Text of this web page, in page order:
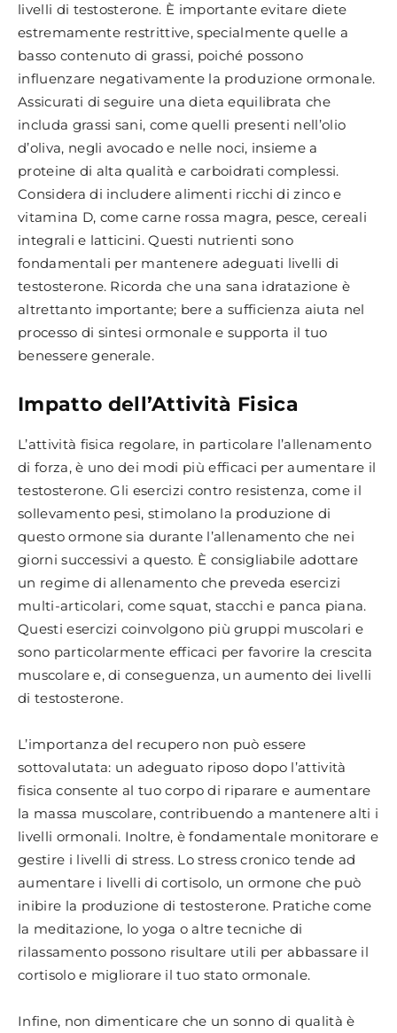
livelli di testosterone. È importante evitare diete
estremamente restrittive, specialmente quelle a
basso contenuto di grassi, poiché possono
influenzare negativamente la produzione ormonale.
Assicurati di seguire una dieta equilibrata che
includa grassi sani, come quelli presenti nell’olio
d’oliva, negli avocado e nelle noci, insieme a
proteine di alta qualità e carboidrati complessi.
Considera di includere alimenti ricchi di zinco e
vitamina D, come carne rossa magra, pesce, cereali
integrali e latticini. Questi nutrienti sono
fondamentali per mantenere adeguati livelli di
testosterone. Ricorda che una sana idratazione è
altrettanto importante; bere a sufficienza aiuta nel
processo di sintesi ormonale e supporta il tuo
benessere generale.
Impatto dell’Attività Fisica
L’attività fisica regolare, in particolare l’allenamento
di forza, è uno dei modi più efficaci per aumentare il
testosterone. Gli esercizi contro resistenza, come il
sollevamento pesi, stimolano la produzione di
questo ormone sia durante l’allenamento che nei
giorni successivi a questo. È consigliabile adottare
un regime di allenamento che preveda esercizi
multi-articolari, come squat, stacchi e panca piana.
Questi esercizi coinvolgono più gruppi muscolari e
sono particolarmente efficaci per favorire la crescita
muscolare e, di conseguenza, un aumento dei livelli
di testosterone.
L’importanza del recupero non può essere
sottovalutata: un adeguato riposo dopo l’attività
fisica consente al tuo corpo di riparare e aumentare
la massa muscolare, contribuendo a mantenere alti i
livelli ormonali. Inoltre, è fondamentale monitorare e
gestire i livelli di stress. Lo stress cronico tende ad
aumentare i livelli di cortisolo, un ormone che può
inibire la produzione di testosterone. Pratiche come
la meditazione, lo yoga o altre tecniche di
rilassamento possono risultare utili per abbassare il
cortisolo e migliorare il tuo stato ormonale.
Infine, non dimenticare che un sonno di qualità è